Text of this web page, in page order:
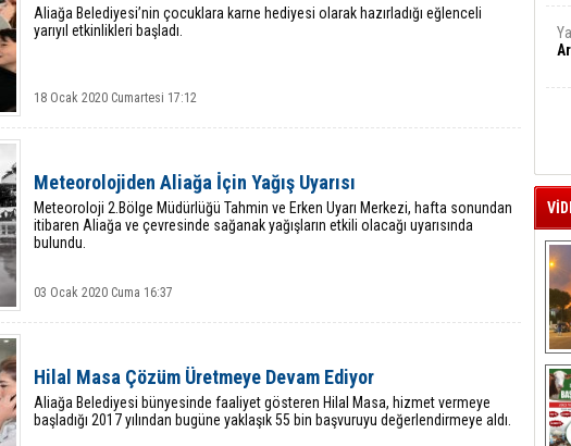
Aliağa Belediyesi’nin çocuklara karne hediyesi olarak hazırladığı eğlenceli
yarıyıl etkinlikleri başladı.
18 Ocak 2020 Cumartesi 17:12
Meteorolojiden Aliağa İçin Yağış Uyarısı
Meteoroloji 2.Bölge Müdürlüğü Tahmin ve Erken Uyarı Merkezi, hafta sonundan
itibaren Aliağa ve çevresinde sağanak yağışların etkili olacağı uyarısında
bulundu.
03 Ocak 2020 Cuma 16:37
Hilal Masa Çözüm Üretmeye Devam Ediyor
Aliağa Belediyesi bünyesinde faaliyet gösteren Hilal Masa, hizmet vermeye
başladığı 2017 yılından bugüne yaklaşık 55 bin başvuruyu değerlendirmeye aldı.